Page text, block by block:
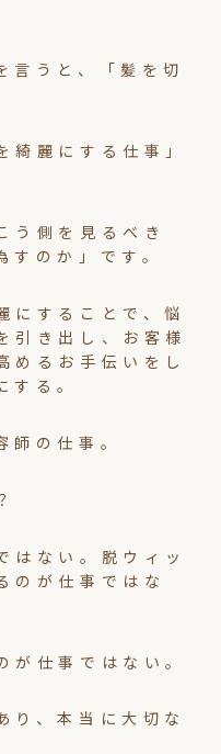
言うと、「髪を切
綺麗にする仕事」
う側を見るべき
すのか」です。
にすることで、悩
引き出し、お客様
めるお手伝いをし
する。
師の仕事。
はない。脱ウィッ
のが仕事ではな
が仕事ではない。
り、本当に大切な